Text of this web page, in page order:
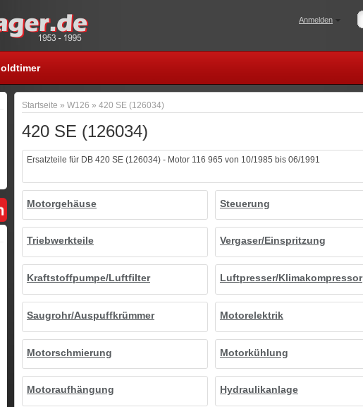
oldtimer
Anmelden
Startseite » W126 » 420 SE (126034)
420 SE (126034)
Ersatzteile für DB 420 SE (126034) - Motor 116 965 von 10/1985 bis 06/1991
Motorgehäuse Steuerung
Triebwerkteile Vergaser/Einspritzung
Kraftstoffpumpe/Luftfilter Luftpresser/Klimakompressor
Saugrohr/Auspuffkrümmer Motorelektrik
Motorschmierung Motorkühlung
Motoraufhängung Hydraulikanlage